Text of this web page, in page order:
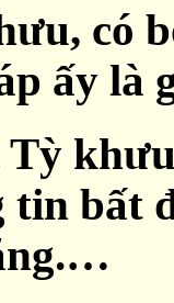
có
ấy là
Tỳ
tin bất